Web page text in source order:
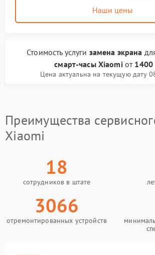
Наши цены
Стоимость услуги замена экрана
смарт-часы Xiaomiот 1400
Цена актуальна на текущую дату
Преимущества
Xiaomi
18
сотрудников в штате
3066
отремонтированных устройств